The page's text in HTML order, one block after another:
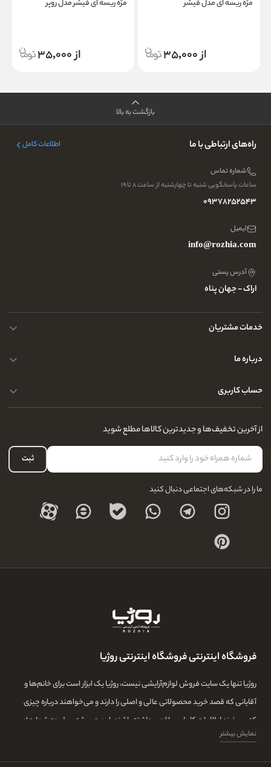
مژه ریسه ای مدل فیشر
از 35,000
مژه ریسه ای فیشر مدل روپر
از 35,000
بازگشت به بالا
راه‌های ارتباطی با ما اطلاعات کامل
شماره تماس
ساعات پاسخگویی شنبه تا چهارشنبه از ساعت ۸ تا ۱۹
09378252543
ایمیل
info@rozhia.com
آدرس پستی
اراک - جهان پناه
خدمات مشتریان
حریم خصوصی کاربران
تماس با ما
درباره ما
سوالات متداول
آدرس فروشگاه
نحوه ارسال کالا
نحوه بازگشت کالا
درباره ما
حساب کاربری
لیست علاقه‌مندی
حساب کاربری
از آخرین تخفیف‌ها و جدیدترین کالاها مطلع شوید
ثبت
ما را در شبکه‌های اجتماعی دنبال کنید
فروشگاه اینترنتی فروشگاه اینترنتی روژیا
روژیا تنها یک سایت فروش لوازم‌آرایشی نیست، روژیا یک ابزار است برای خانم‌ها و
آقایانی که قصد خرید محصولاتی عالی و اصلی را دارند و می‌خواهند درباره چیزی
که می‌خرند اطلاعات کامل و واقعی داشته باشند. این همیشه سرلوحه شعارهای
روژیا بوده و ما در این مجموعه تمامی تلاشمان این است که مشتری‌هایمان بتوانند
نمایش بیشتر